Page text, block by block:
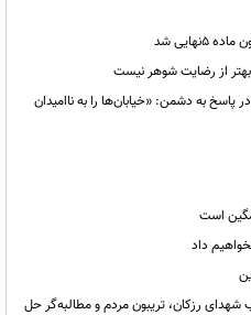
شد
از رضایت شوهر نیست
پاسخ به دشمن: «خیابان‌ها را به ناامیدان
است
داد
رزکان، تریبون مردم و مطالبه‌گر حل